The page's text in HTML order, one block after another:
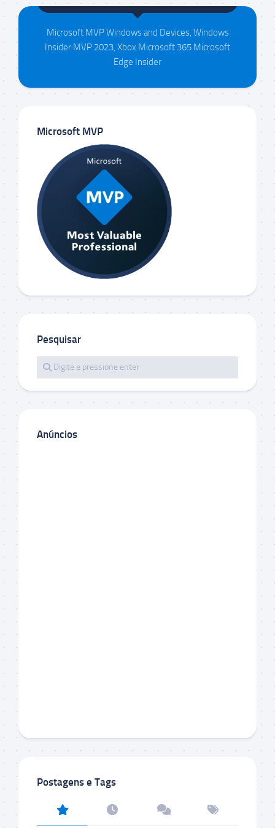
Microsoft MVP Windows and Devices, Windows
Insider MVP 2023, Xbox Microsoft 365 Microsoft
Edge Insider
Microsoft MVP
Pesquisar
Anúncios
Postagens e Tags